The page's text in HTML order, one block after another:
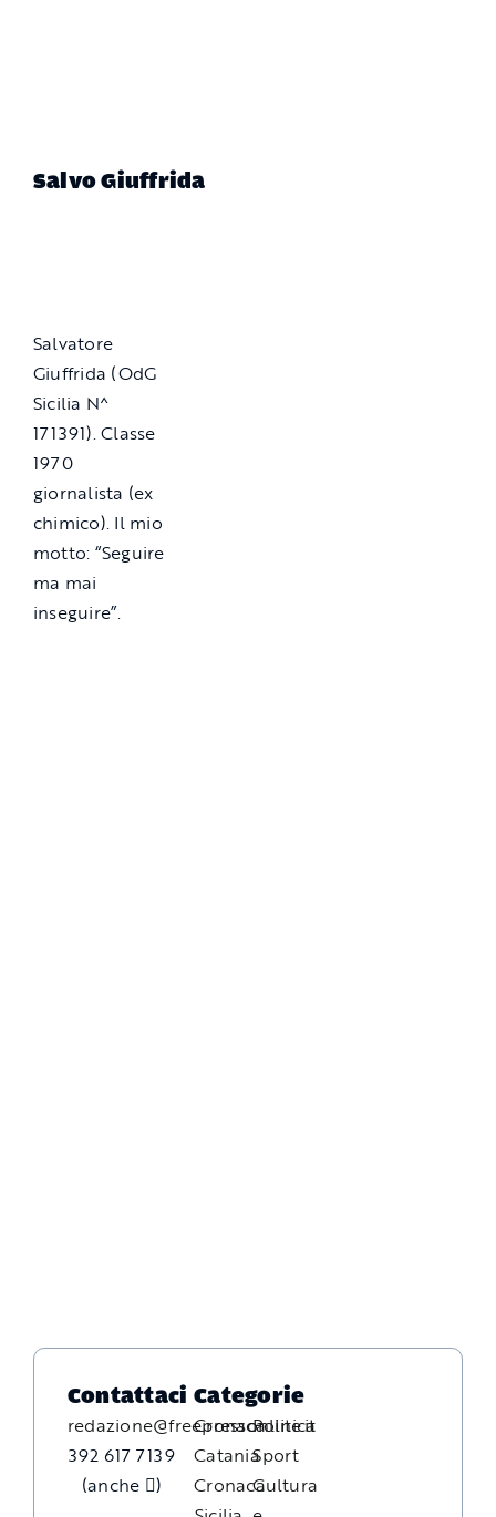
Salvo Giuffrida
Salvatore
Giuffrida (OdG
Sicilia N^
171391). Classe
1970
giornalista (ex
chimico). Il mio
motto: “Seguire
ma mai
inseguire”.
Contattaci
redazione@freepressonline.it
392 617 7139
(anche
)
Categorie
Cronaca
Catania
Cronaca
Politica
Sport
Cultura